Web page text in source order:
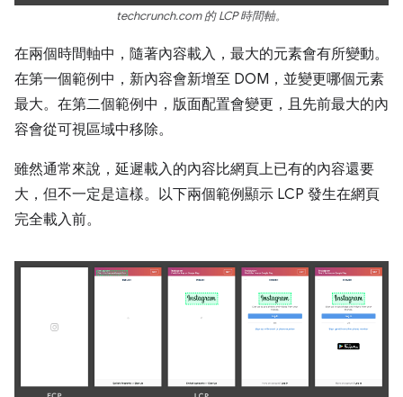
techcrunch.com 的 LCP 時間軸。
在兩個時間軸中，隨著內容載入，最大的元素會有所變動。
在第一個範例中，新內容會新增至 DOM，並變更哪個元素
最大。在第二個範例中，版面配置會變更，且先前最大的內
容會從可視區域中移除。
雖然通常來說，延遲載入的內容比網頁上已有的內容還要
大，但不一定是這樣。以下兩個範例顯示 LCP 發生在網頁
完全載入前。